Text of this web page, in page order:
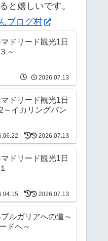
と嬉しいです。
ブログ村
ドリード観光1日
～
2026.07.13
ドリード観光1日
～イカリングパン
2026.07.13
ドリード観光1日
2026.07.13
ルガリアへの道～
ドへ～